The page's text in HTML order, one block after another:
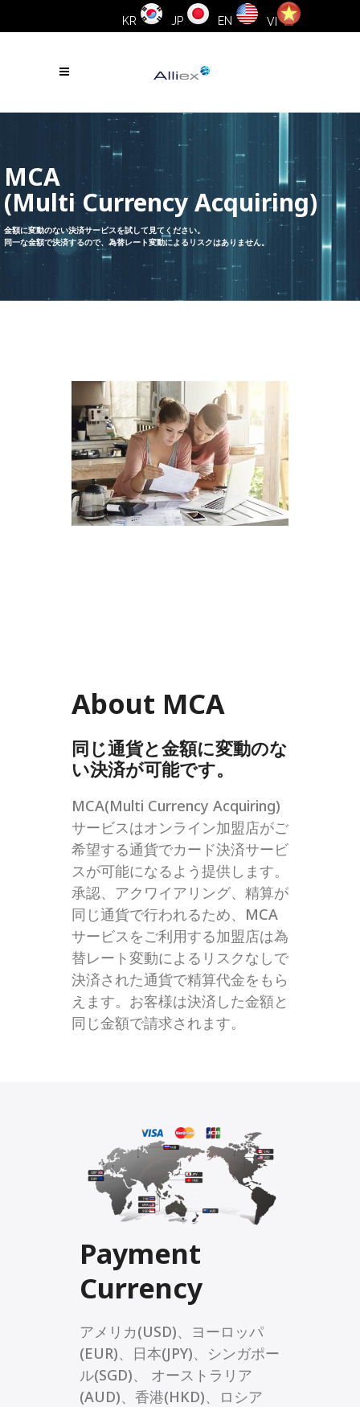
KR JP EN VI
MCA
(Multi Currency Acquiring)
金額に変動のない決済サービスを試して見てください。
同一な金額で決済するので、為替レート変動によるリスクはありません。
About MCA
同じ通貨と金額に変動のな
い決済が可能です。
MCA(Multi Currency Acquiring)
サービスはオンライン加盟店がご
希望する通貨でカード決済サービ
スが可能になるよう提供します。
承認、アクワイアリング、精算が
同じ通貨で行われるため、MCA
サービスをご利用する加盟店は為
替レート変動によるリスクなしで
決済された通貨で精算代金をもら
えます。お客様は決済した金額と
同じ金額で請求されます。
Payment
Currency
アメリカ(USD)、ヨーロッパ
(EUR)、日本(JPY)、シンガポー
ル(SGD)、 オーストラリア
(AUD)、香港(HKD)、ロシア